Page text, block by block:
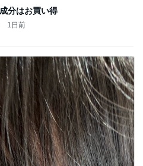
分はお買い得
1日前